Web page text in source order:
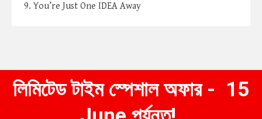
9. You’re Just One IDEA Away
লিমিটেড টাইম স্পেশাল অফার - 15